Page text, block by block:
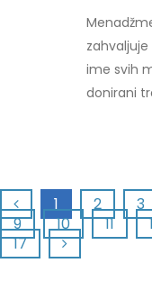
ime svih
donirani
1 2 3
9
10 11
17